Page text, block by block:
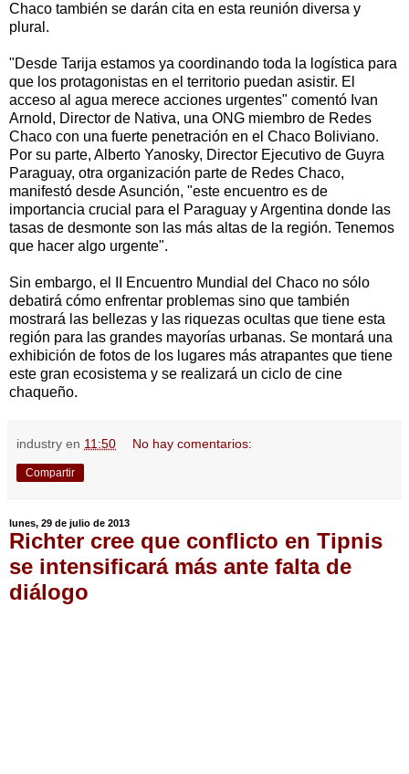
Chaco también se darán cita en esta reunión diversa y
plural.
"Desde Tarija estamos ya coordinando toda la logística para
que los protagonistas en el territorio puedan asistir. El
acceso al agua merece acciones urgentes" comentó Ivan
Arnold, Director de Nativa, una ONG miembro de Redes
Chaco con una fuerte penetración en el Chaco Boliviano.
Por su parte, Alberto Yanosky, Director Ejecutivo de Guyra
Paraguay, otra organización parte de Redes Chaco,
manifestó desde Asunción, "este encuentro es de
importancia crucial para el Paraguay y Argentina donde las
tasas de desmonte son las más altas de la región. Tenemos
que hacer algo urgente".
Sin embargo, el II Encuentro Mundial del Chaco no sólo
debatirá cómo enfrentar problemas sino que también
mostrará las bellezas y las riquezas ocultas que tiene esta
región para las grandes mayorías urbanas. Se montará una
exhibición de fotos de los lugares más atrapantes que tiene
este gran ecosistema y se realizará un ciclo de cine
chaqueño.
industry en 11:50 No hay comentarios:
Compartir
lunes, 29 de julio de 2013
Richter cree que conflicto en Tipnis
se intensificará más ante falta de
diálogo